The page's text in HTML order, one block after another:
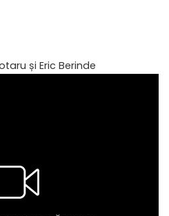
și Eric Berinde